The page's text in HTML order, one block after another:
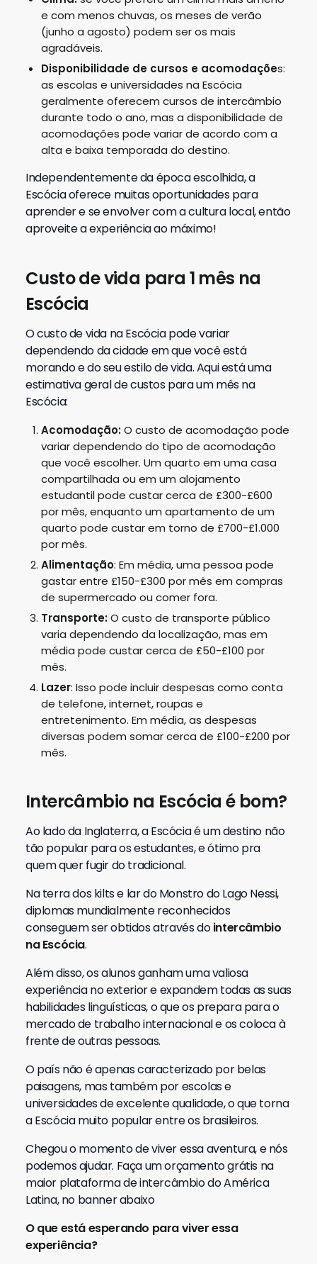
e com menos chuvas, os meses de verão
(junho a agosto) podem ser os mais
agradáveis.
Disponibilidade de cursos e acomodações:
as escolas e universidades na Escócia
geralmente oferecem cursos de intercâmbio
durante todo o ano, mas a disponibilidade de
acomodações pode variar de acordo com a
alta e baixa temporada do destino.
Independentemente da época escolhida, a
Escócia oferece muitas oportunidades para
aprender e se envolver com a cultura local, então
aproveite a experiência ao máximo!
Custo de vida para 1 mês na
Escócia
O custo de vida na Escócia pode variar
dependendo da cidade em que você está
morando e do seu estilo de vida. Aqui está uma
estimativa geral de custos para um mês na
Escócia:
Acomodação:O custo de acomodação pode
variar dependendo do tipo de acomodação
que você escolher. Um quarto em uma casa
compartilhada ou em um alojamento
estudantil pode custar cerca de £300-£600
por mês, enquanto um apartamento de um
quarto pode custar em torno de £700-£1.000
por mês.
Alimentação: Em média, uma pessoa pode
gastar entre £150-£300 por mês em compras
de supermercado ou comer fora.
Transporte:O custo de transporte público
varia dependendo da localização, mas em
média pode custar cerca de £50-£100 por
mês.
Lazer: Isso pode incluir despesas como conta
de telefone, internet, roupas e
entretenimento. Em média, as despesas
diversas podem somar cerca de £100-£200 por
mês.
Intercâmbio na Escócia é bom?
Ao lado da Inglaterra, a Escócia é um destino não
tão popular para os estudantes, e ótimo pra
quem quer fugir do tradicional.
Na terra dos kilts e lar do Monstro do Lago Nessi,
diplomas mundialmente reconhecidos
conseguem ser obtidos através dointercâmbio
na Escócia.
Além disso, os alunos ganham uma valiosa
experiência no exterior e expandem todas as suas
habilidades linguísticas, o que os prepara para o
mercado de trabalho internacional e os coloca à
frente de outras pessoas.
O país não é apenas caracterizado por belas
paisagens, mas também por escolas e
universidades de excelente qualidade, o que torna
a Escócia muito popular entre os brasileiros.
Chegou o momento de viver essa aventura, e nós
podemos ajudar. Faça um orçamento grátis na
maior plataforma de intercâmbio do América
Latina, no banner abaixo
O que está esperando para viver essa
experiência?